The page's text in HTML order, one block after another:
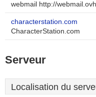
webmail http://
characterstation.com
CharacterStation.com
Serveur
Localisation du